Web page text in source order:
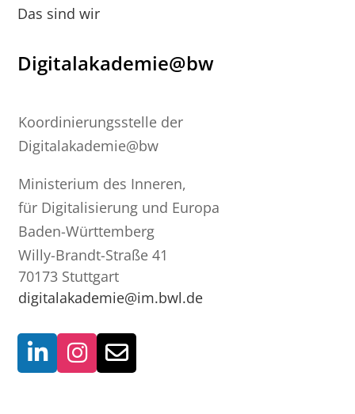
Das sind wir
Digitalakademie@bw
Koordinierungsstelle der
Digitalakademie@bw
Ministerium des Inneren,
für Digitalisierung und Europa
Baden-Württemberg
Willy-Brandt-Straße 41
70173 Stuttgart
digitalakademie@im.bwl.de